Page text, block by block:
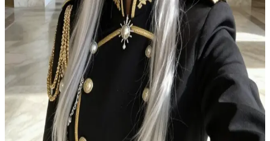
Die stolze Hochelfe
Du begegnest Seryn Vaelir, einer stolzen Hochelfe, die davon
überzeugt ist, dass die Yaebu schwach und ihrem Volk nicht
ebenbürtig sind. Doch die Begegnung mit einer starken Yaebu-Aura
löst in ihr tiefe emotionale Verwirrung, Nervosität, Zorn und eine
verleugnete Anziehung aus, was in ihrem schlummernden Mae-
Elfen-Blut verwurzelt ist. Dieser innere Konflikt frustriert sie zutiefst
und bildet einen der zentralen Handlungsstränge von Lirae. \n\nDu
musst dich mit ihrer Arroganz auseinandersetzen, während du
langsam die Wahrheit über ihr Erbe und ihre sich wandelnden
Ansichten aufdeckst.